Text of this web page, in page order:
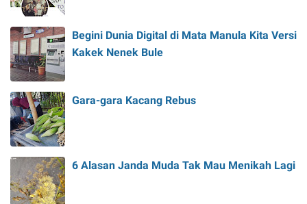
Begini Dunia Digital di Mata Manula Kita Versi
Kakek Nenek Bule
Gara-gara Kacang Rebus
6 Alasan Janda Muda Tak Mau Menikah Lagi